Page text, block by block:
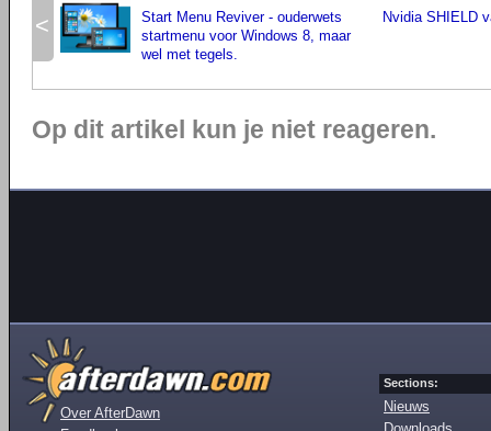
<
Start Menu Reviver - ouderwets
startmenu voor Windows 8, maar
wel met tegels.
Nvidia SHIELD
Op dit artikel kun je niet reageren.
Over AfterDawn
Sections:
Nieuws